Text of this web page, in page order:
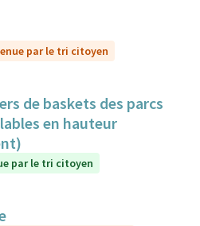
par le tri citoyen
de baskets des parcs
en hauteur
par le tri citoyen